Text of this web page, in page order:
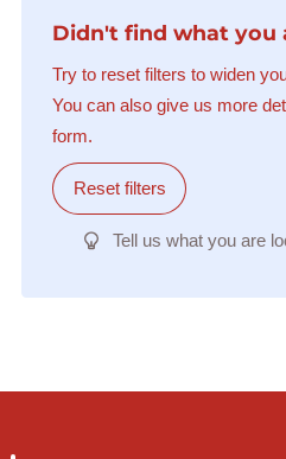
Didn't find what you
Try to reset filters to widen
You can also give us more
form.
Reset filters
Tell us what you are